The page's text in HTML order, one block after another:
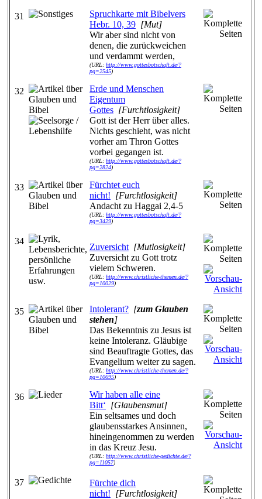
31
Spruchkarte mit Bibelvers
Hebr. 10, 39 [Mut]
Wir aber sind nicht von
denen, die zurückweichen
und verdammt werden,
(URL: http://www.gottesbotschaft.de/?
pg=2545)
32
Erde und Menschen
Eigentum
Gottes [Furchtlosigkeit]
Gott ist der Herr über alles.
Nichts geschieht, was nicht
vorher am Thron Gottes
vorbei gegangen ist.
(URL: http://www.gottesbotschaft.de/?
pg=2824)
33
Fürchtet euch
nicht! [Furchtlosigkeit]
Andacht zu Haggai 2,4-5
(URL: http://www.gottesbotschaft.de/?
pg=3429)
34
Zuversicht [Mutlosigkeit]
Zuversicht zu Gott trotz
vielem Schweren.
(URL: http://www.christliche-themen.de/?
pg=10029)
35 Intolerant? [zum Glauben
stehen]
Das Bekenntnis zu Jesus ist
keine Intoleranz. Gläubige
sind Beauftragte Gottes, das
Evangelium weiter zu sagen.
(URL: http://www.christliche-themen.de/?
pg=10695)
36
Wir haben alle eine
Bitt‘ [Glaubensmut]
Ein seltsames und doch
glaubensstarkes Ansinnen,
hineingenommen zu werden
in das Kreuz Jesu.
(URL: http://www.christliche-gedichte.de/?
pg=11057)
37
Fürchte dich
nicht! [Furchtlosigkeit]